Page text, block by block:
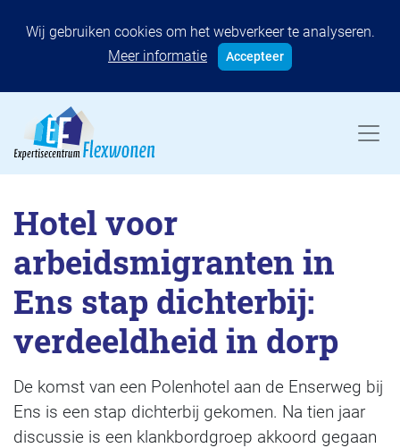
Wij gebruiken cookies om het webverkeer te analyseren.
Meer informatie
Accepteer
Hotel voor
arbeidsmigranten in
Ens stap dichterbij:
verdeeldheid in dorp
De komst van een Polenhotel aan de Enserweg bij
Ens is een stap dichterbij gekomen. Na tien jaar
discussie is een klankbordgroep akkoord gegaan